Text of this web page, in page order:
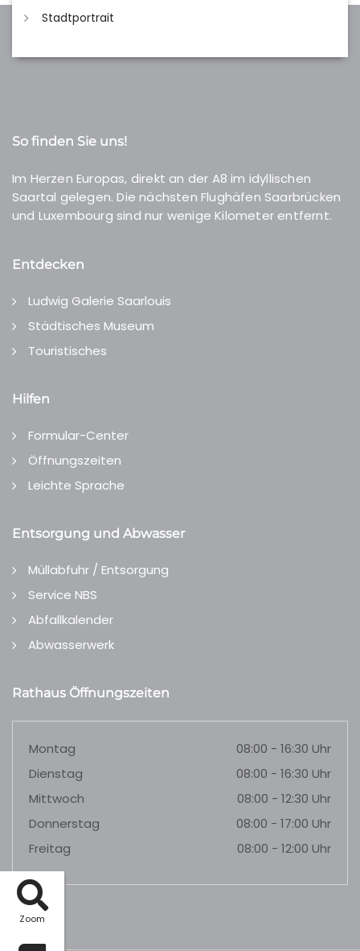
Zoom
Stadtportrait
So finden Sie uns!
Im Herzen Europas, direkt an der A8 im idyllischen
Saartal gelegen. Die nächsten Flughäfen Saarbrücken
und Luxembourg sind nur wenige Kilometer entfernt.
Entdecken
Ludwig Galerie Saarlouis
Städtisches Museum
Touristisches
Hilfen
Formular-Center
Öffnungszeiten
Leichte Sprache
Entsorgung und Abwasser
Müllabfuhr / Entsorgung
Service NBS
Abfallkalender
Abwasserwerk
Rathaus Öffnungszeiten
Montag
08:00 - 16:30 Uhr
Dienstag
08:00 - 16:30 Uhr
Mittwoch
08:00 - 12:30 Uhr
Donnerstag
08:00 - 17:00 Uhr
Freitag
08:00 - 12:00 Uhr